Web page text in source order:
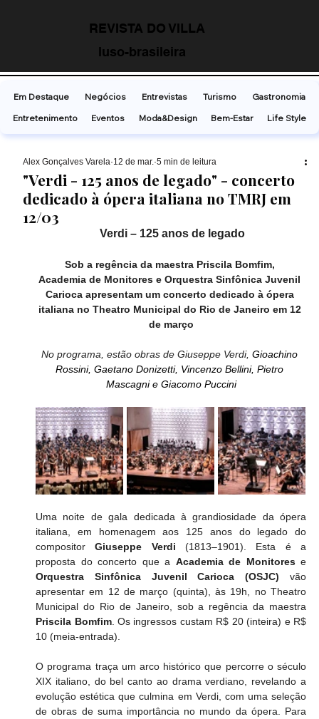
REVISTA DO VILLA
luso-brasileira
"Verdi - 125 anos de legado" - concerto
dedicado à ópera italiana no TMRJ em
12/03
Alex Gonçalves Varela 12 de mar. 5 min de leitura
Verdi – 125 anos de legado
Sob a regência da maestra Priscila Bomfim,
Academia de Monitores e Orquestra Sinfônica Juvenil
Carioca apresentam um concerto dedicado à ópera
italiana no Theatro Municipal do Rio de Janeiro em 12
de março
No programa, estão obras de Giuseppe Verdi, Gioachino
Rossini, Gaetano Donizetti, Vincenzo Bellini, Pietro
Mascagni e Giacomo Puccini
Uma noite de gala dedicada à grandiosidade da ópera
italiana, em homenagem aos 125 anos do legado do
compositor Giuseppe Verdi (1813–1901). Esta é a
proposta do concerto que a Academia de Monitores e
Orquestra Sinfônica Juvenil Carioca (OSJC) vão
apresentar em 12 de março (quinta), às 19h, no Theatro
Municipal do Rio de Janeiro,
sob
Priscila Bomfim. Os ingressos custam R$ 20 (inteira) e R$
10 (meia-entrada).
O programa traça um arco histórico que percorre o século
XIX italiano, do bel canto ao drama verdiano, revelando a
evolução estética que culmina em Verdi, com uma seleção
de obras de suma importância no mundo da ópera. Para
Em Destaque Negócios Entrevistas Turismo
Gastronomia
Entretenimento
Eventos Moda&Design Bem-Estar Life Style